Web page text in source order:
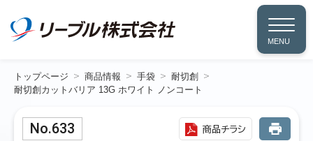
MENU
トップページ 商品情報 手袋
耐切創
耐切創カットバリア 13G ホワイト ノンコート
No.633 商品チラシ